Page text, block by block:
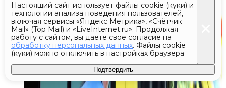
Настоящий сайт использует файлы cookie (куки) и
технологии анализа поведения пользователей,
включая сервисы «Яндекс Метрика», «Счётчик
Mail» (Top Mail) и «LiveInternet.ru». Продолжая
работу с сайтом, вы даете свое согласие на
обработку персональных данных. Файлы cookie
(куки) можно отключить в настройках браузера
Подтвердить